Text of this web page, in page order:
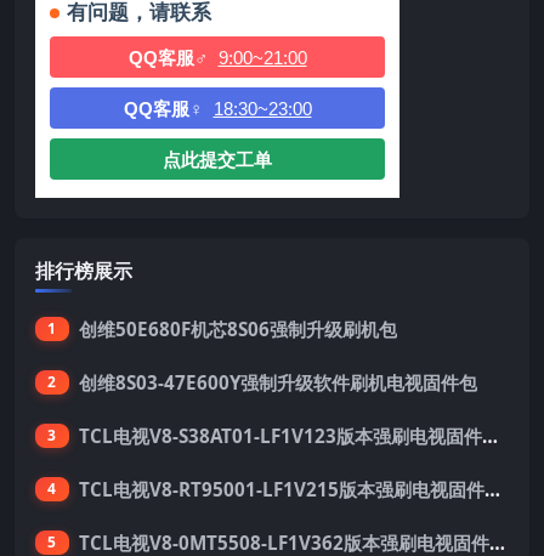
有问题，请联系
QQ客服♂ 9:00~21:00
QQ客服♀ 18:30~23:00
点此提交工单
排行榜展示
1 创维50E680F机芯8S06强制升级刷机包
2 创维8S03-47E600Y强制升级软件刷机电视固件包
3 TCL电视V8-S38AT01-LF1V123版本强刷电视固件包下载
4 TCL电视V8-RT95001-LF1V215版本强刷电视固件包下载
5 TCL电视V8-0MT5508-LF1V362版本强刷电视固件包下载